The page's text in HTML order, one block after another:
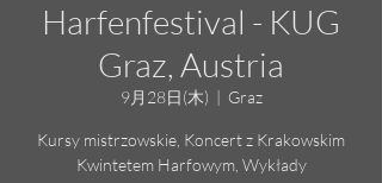
Harfenfestival - KUG
Graz, Austria
9月28日(木)
  |
Graz
Kursy mistrzowskie, Koncert z Krakowskim
Kwintetem Harfowym, Wykłady